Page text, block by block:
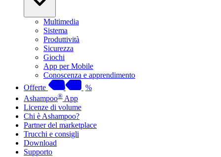
Multimedia
Sistema
Produttività
Sicurezza
Giochi
App per Mobile
Conoscenza e apprendimento
Offerte
%
Ashampoo® App
Licenze di volume
Chi è Ashampoo?
Partner del marketplace
Trucchi e consigli
Download
Supporto